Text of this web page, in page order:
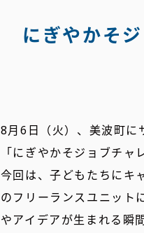
にぎやかそ
8月6日（火）、美波町に
「にぎやかそジョブチャ
今回は、子どもたちにキ
のフリーランスユニット
やアイデアが生まれる瞬